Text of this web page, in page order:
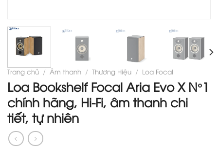
Trang chủ / Âm thanh / Thương Hiệu / Loa Focal
Loa Bookshelf Focal Aria Evo X N°1
chính hãng, Hi-Fi, âm thanh chi
tiết, tự nhiên